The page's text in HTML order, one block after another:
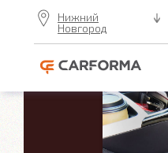
Нижний
Новгород